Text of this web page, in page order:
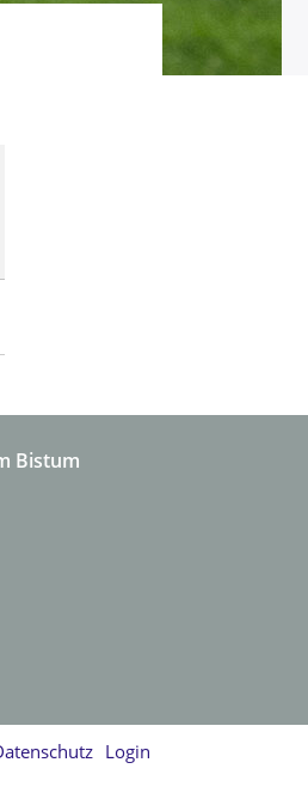
Bistum
Login